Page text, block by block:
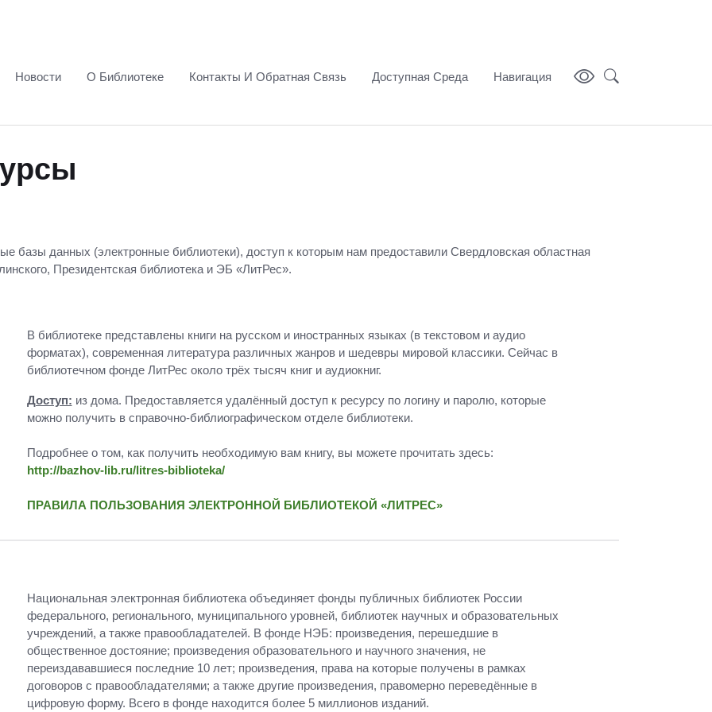
Новости О Библиотеке Контакты И Обратная Связь Доступная Среда Навигация
базы данных (электронные библиотеки), доступ к которым нам предоставили Свердловская областная
Президентская библиотека и ЭБ «ЛитРес».
В библиотеке представлены книги на русском и иностранных языках (в текстовом и аудио
форматах), современная литература различных жанров и шедевры мировой классики. Сейчас в
библиотечном фонде ЛитРес около трёх тысяч книг и аудиокниг.
Доступ: из дома. Предоставляется удалённый доступ к ресурсу по логину и паролю, которые
можно получить в справочно-библиографическом отделе библиотеки.
Подробнее о том, как получить необходимую вам книгу, вы можете прочитать здесь:
http://bazhov-lib.ru/litres-biblioteka/
ПРАВИЛА ПОЛЬЗОВАНИЯ ЭЛЕКТРОННОЙ БИБЛИОТЕКОЙ «ЛИТРЕС»
Национальная электронная библиотека объединяет фонды публичных библиотек России
федерального, регионального, муниципального уровней, библиотек научных и образовательных
учреждений, а также правообладателей. В фонде НЭБ: произведения, перешедшие в
общественное достояние; произведения образовательного и научного значения, не
переиздававшиеся последние 10 лет; произведения, права на которые получены в рамках
договоров с правообладателями; а также другие произведения, правомерно переведённые в
цифровую форму. Всего в фонде находится более 5 миллионов изданий.